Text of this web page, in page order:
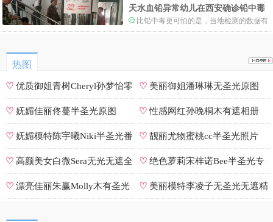
天水血铅异常幼儿在西安确诊铅中毒
比铅中毒更可怕的是，当地检测的数据有
可能被造假。
热图
♡优质御姐青树Cheryl孙梦怡零
遮罩私拍
♡ 美丽御姐潘琳琳无圣光原图
♡妩媚佳丽佟蔓半圣光原图 ♡性感网红孙晚桐木有遮相册
♡妩媚模特陈宇曦Niki半圣光番
号
♡ 靓丽尤物蜜桃cc半圣光照片
♡高颜美女白微Sera无光无遮全
集
♡ 绝色萝莉宋梓诺Bee半圣光专
辑
♡漂亮佳丽朱赢Molly木有圣光 ♡ 美丽模特李凌子无圣光无遮精